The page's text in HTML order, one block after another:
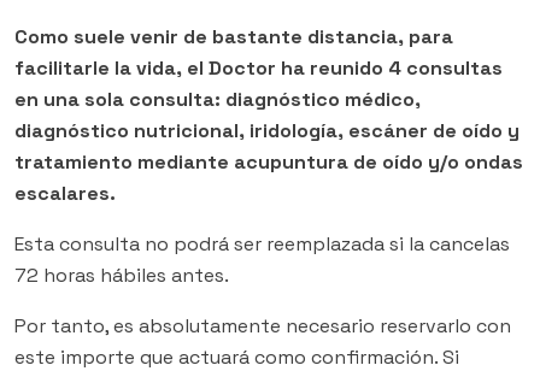
Como suele venir de bastante distancia, para
facilitarle la vida, el Doctor ha reunido 4 consultas
en una sola consulta: diagnóstico médico,
diagnóstico nutricional, iridología, escáner de oído y
tratamiento mediante acupuntura de oído y/o ondas
escalares.
Esta consulta no podrá ser reemplazada si la cancelas
72 horas hábiles antes.
Por tanto, es absolutamente necesario reservarlo con
este importe que actuará como confirmación. Si